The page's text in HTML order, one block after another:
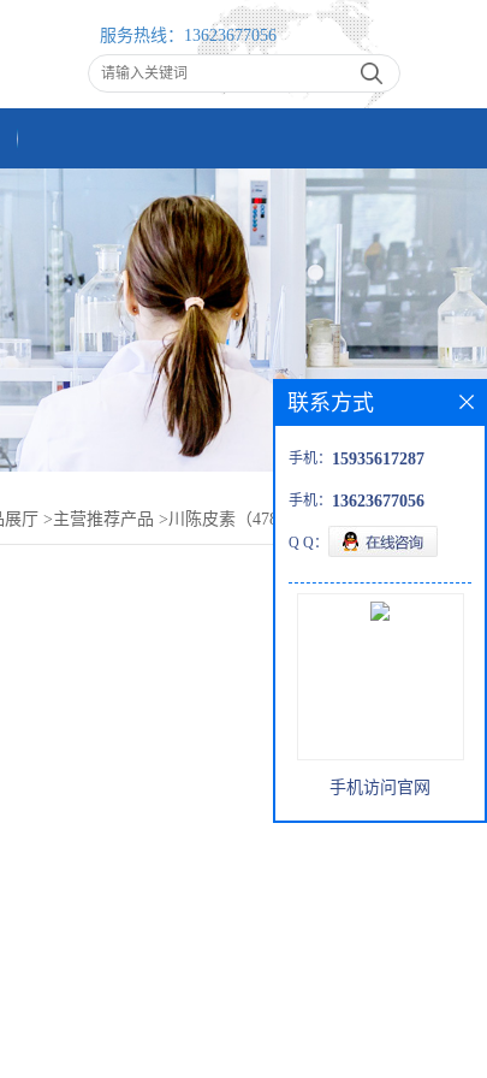
服务热线： 13623677056
展厅 >主营推荐产品 >川陈皮素（478-01-3）50%-98%
联系方式
手机： 15935617287
手机： 13623677056
Q Q：
手机访问官网